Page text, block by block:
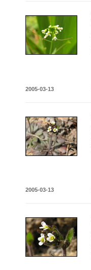
2005-03-13
2005-03-13